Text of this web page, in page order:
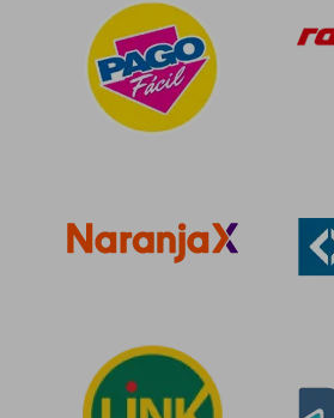
dcto. $ 56.331